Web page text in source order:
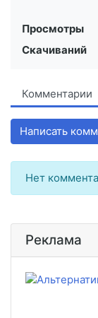
Просмотры
Скачиваний
Комментарии
Написать
Нет
Реклама